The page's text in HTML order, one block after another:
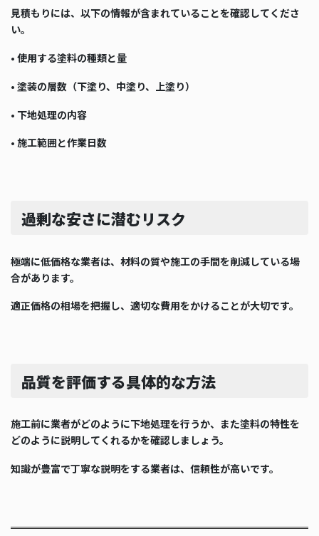
見積もりには、以下の情報が含まれていることを確認してくださ
い。
• 使用する塗料の種類と量
• 塗装の層数（下塗り、中塗り、上塗り）
• 下地処理の内容
• 施工範囲と作業日数
過剰な安さに潜むリスク
極端に低価格な業者は、材料の質や施工の手間を削減している場
合があります。
適正価格の相場を把握し、適切な費用をかけることが大切です。
品質を評価する具体的な方法
施工前に業者がどのように下地処理を行うか、また塗料の特性を
どのように説明してくれるかを確認しましょう。
知識が豊富で丁寧な説明をする業者は、信頼性が高いです。